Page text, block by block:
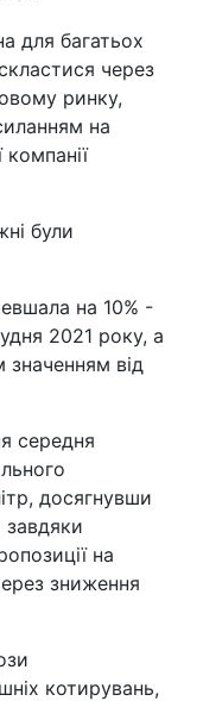
для багатьох
через
ринку,
на
були
на 10% -
2021 року, а
від
середня
досягнувши
на
зниження
котирувань,